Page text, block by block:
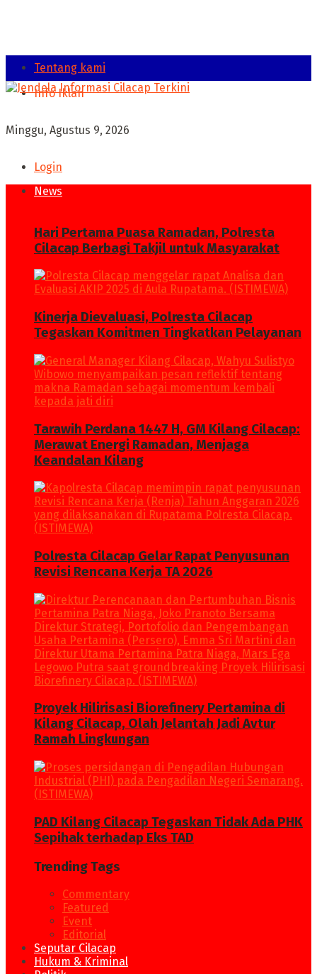
Tentang kami
Info Iklan
Minggu, Agustus 9, 2026
Login
News
Hari Pertama Puasa Ramadan, Polresta
Cilacap Berbagi Takjil untuk Masyarakat
Kinerja Dievaluasi, Polresta Cilacap
Tegaskan Komitmen Tingkatkan Pelayanan
Tarawih Perdana 1447 H, GM Kilang Cilacap:
Merawat Energi Ramadan, Menjaga
Keandalan Kilang
Polresta Cilacap Gelar Rapat Penyusunan
Revisi Rencana Kerja TA 2026
Proyek Hilirisasi Biorefinery Pertamina di
Kilang Cilacap, Olah Jelantah Jadi Avtur
Ramah Lingkungan
PAD Kilang Cilacap Tegaskan Tidak Ada PHK
Sepihak terhadap Eks TAD
Trending Tags
Commentary
Featured
Event
Editorial
Seputar Cilacap
Hukum & Kriminal